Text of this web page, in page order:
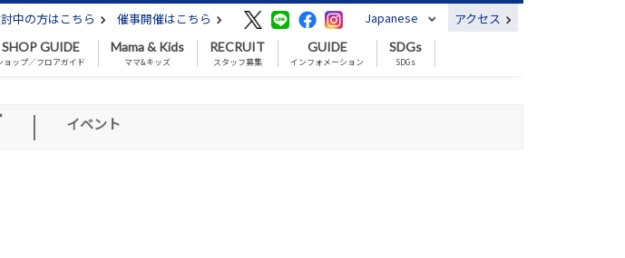
中の方はこちら 催事開催はこちら Japanese アクセス
SHOP GUIDE
ョップ／フロアガイド
Mama & Kids
ママ&キッズ
RECRUIT
スタッフ募集
GUIDE
インフォメーション
SDGs
SDGs
| イベント